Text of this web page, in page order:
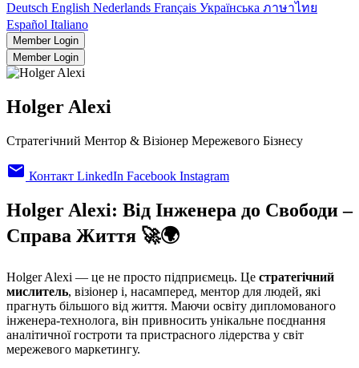
Deutsch English Nederlands Français Українська ภาษาไทย
Español Italiano
Member Login
Member Login
Holger Alexi
Стратегічний Ментор & Візіонер Мережевого Бізнесу
email Контакт LinkedIn Facebook Instagram
Holger Alexi: Від Інженера до Свободи –
Справа Життя 🚀🌍
Holger Alexi — це не просто підприємець. Це стратегічний
мислитель, візіонер і, насамперед, ментор для людей, які
прагнуть більшого від життя. Маючи освіту дипломованого
інженера-технолога, він привносить унікальне поєднання
аналітичної гостроти та пристрасного лідерства у світ
мережевого маркетингу.